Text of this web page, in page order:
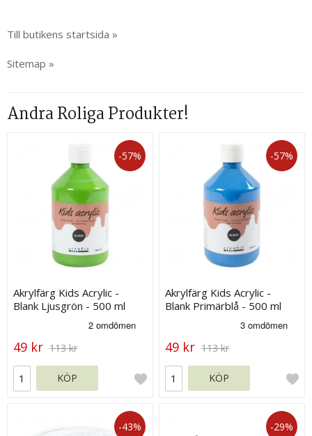
Till butikens startsida »
Sitemap »
Andra Roliga Produkter!
-57%
Akrylfärg Kids Acrylic -
Blank Ljusgrön - 500 ml
49 kr 113 kr
KÖP
-57%
Akrylfärg Kids Acrylic -
Blank Primärblå - 500 ml
49 kr 113 kr
KÖP
-43% -29%